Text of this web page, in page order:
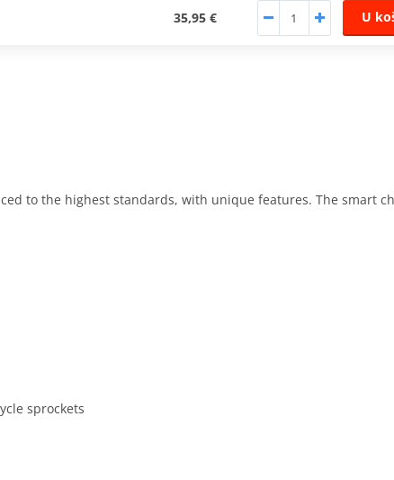
35,95 € U
to the highest standards, with unique features. The smart
sprockets